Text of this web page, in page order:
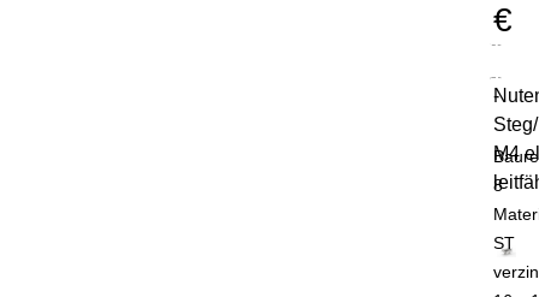
€
M4
-
8
ST